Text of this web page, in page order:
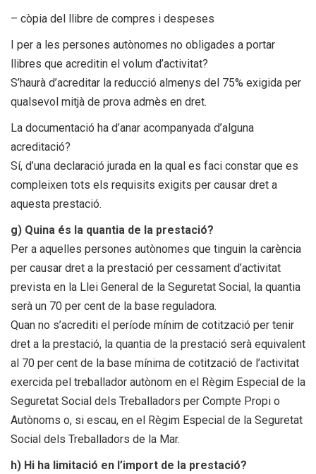
– còpia del llibre de compres i despeses
I per a les persones autònomes no obligades a portar
llibres que acreditin el volum d’activitat?
S’haurà d’acreditar la reducció almenys del 75% exigida per
qualsevol mitjà de prova admès en dret.
La documentació ha d’anar acompanyada d’alguna
acreditació?
Sí, d’una declaració jurada en la qual es faci constar que es
compleixen tots els requisits exigits per causar dret a
aquesta prestació.
g) Quina és la quantia de la prestació?
Per a aquelles persones autònomes que tinguin la carència
per causar dret a la prestació per cessament d’activitat
prevista en la Llei General de la Seguretat Social, la quantia
serà un 70 per cent de la base reguladora.
Quan no s’acrediti el període mínim de cotització per tenir
dret a la prestació, la quantia de la prestació serà equivalent
al 70 per cent de la base mínima de cotització de l’activitat
exercida pel treballador autònom en el Règim Especial de la
Seguretat Social dels Treballadors per Compte Propi o
Autònoms o, si escau, en el Règim Especial de la Seguretat
Social dels Treballadors de la Mar.
h) Hi ha limitació en l’import de la prestació?